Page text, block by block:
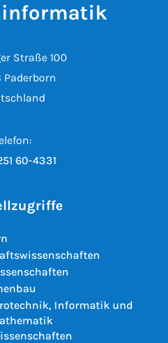
Straße 100
Paderborn
60-4331
Informatik und